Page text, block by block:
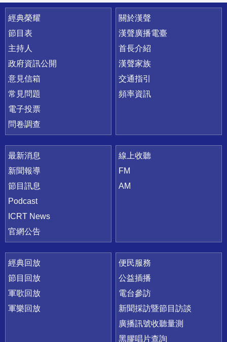
快速連結
經典榮耀
節目表
主持人
政府資訊公開
意見信箱
常見問題
電子投票
問卷調查
關於漢聲
漢聲廣播電臺
首長介紹
漢聲家族
交通指引
頻率資訊
最新消息
新聞報導
節目訊息
Podcast
ICRT News
官網公告
線上收聽
FM
AM
經典回放
節目回放
軍歌回放
軍樂回放
便民服務
公益插播
電台參訪
新聞採訪暨節目訪談
廣播訊號收聽量測
黑膠唱片查詢